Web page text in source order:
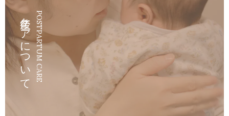
POSTPARTUM CARE
産後ケアについて